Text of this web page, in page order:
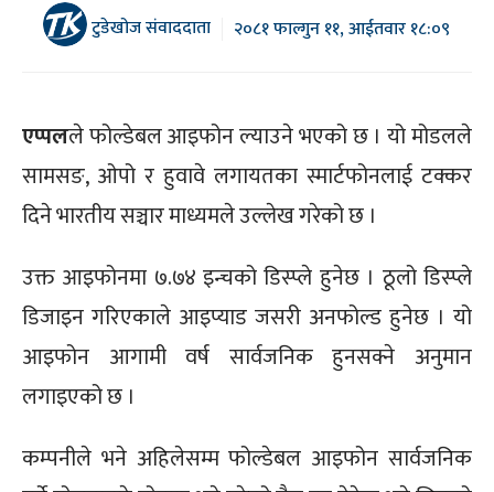
टुडेखोज संवाददाता २०८१ फाल्गुन ११, आईतवार १८:०९
एप्पलले फोल्डेबल आइफोन ल्याउने भएको छ । यो मोडलले
सामसङ, ओपो र हुवावे लगायतका स्मार्टफोनलाई टक्कर
दिने भारतीय सञ्चार माध्यमले उल्लेख गरेको छ ।
उक्त आइफोनमा ७.७४ इन्चको डिस्प्ले हुनेछ । ठूलो डिस्प्ले
डिजाइन गरिएकाले आइप्याड जसरी अनफोल्ड हुनेछ । यो
आइफोन आगामी वर्ष सार्वजनिक हुनसक्ने अनुमान
लगाइएको छ ।
कम्पनीले भने अहिलेसम्म फोल्डेबल आइफोन सार्वजनिक